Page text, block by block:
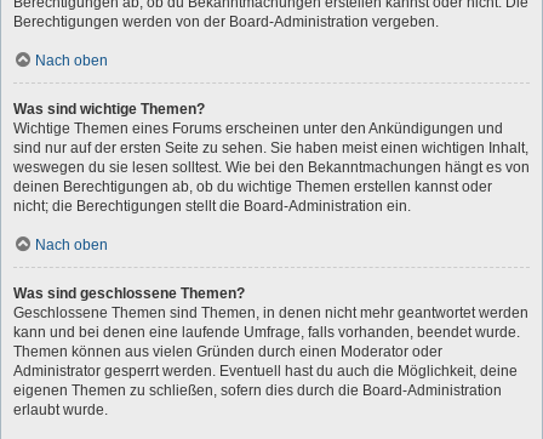
Berechtigungen werden von der Board-Administration vergeben.
Nach oben
Was sind wichtige Themen?
Wichtige Themen eines Forums erscheinen unter den Ankündigungen und
sind nur auf der ersten Seite zu sehen. Sie haben meist einen wichtigen Inhalt,
weswegen du sie lesen solltest. Wie bei den Bekanntmachungen hängt es von
deinen Berechtigungen ab, ob du wichtige Themen erstellen kannst oder
nicht; die Berechtigungen stellt die Board-Administration ein.
Nach oben
Was sind geschlossene Themen?
Geschlossene Themen sind Themen, in denen nicht mehr geantwortet werden
kann und bei denen eine laufende Umfrage, falls vorhanden, beendet wurde.
Themen können aus vielen Gründen durch einen Moderator oder
Administrator gesperrt werden. Eventuell hast du auch die Möglichkeit, deine
eigenen Themen zu schließen, sofern dies durch die Board-Administration
erlaubt wurde.